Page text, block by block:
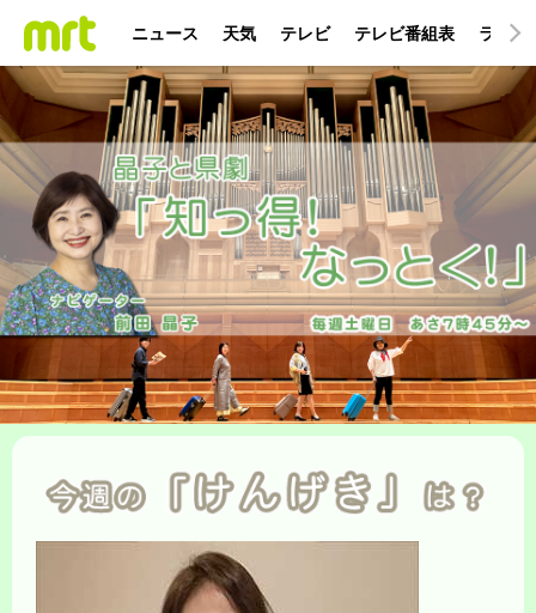
ニュース 天気 テレビ テレビ番組表 ラジオ